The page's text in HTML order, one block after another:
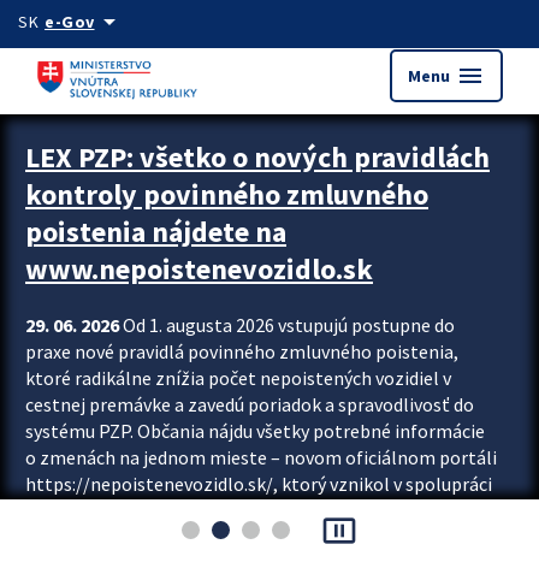
Preskocit na hlavný obsah
SK e-Govarrow_drop_down
Menu menu
Zastavit automatický posun upútavok
LEX PZP: všetko o nových pravidlách
kontroly povinného zmluvného
poistenia nájdete na
www.nepoistenevozidlo.sk
29. 06. 2026Od 1. augusta 2026 vstupujú postupne do
praxe nové pravidlá povinného zmluvného poistenia,
ktoré radikálne znížia počet nepoistených vozidiel v
cestnej premávke a zavedú poriadok a spravodlivosť do
systému PZP. Občania nájdu všetky potrebné informácie
o zmenách na jednom mieste – novom oficiálnom portáli
https://nepoistenevozidlo.sk/, ktorý vznikol v spolupráci
asociácie poisťovní (SLASPO) a Ministerstva vnútra SR.
pause_presentation